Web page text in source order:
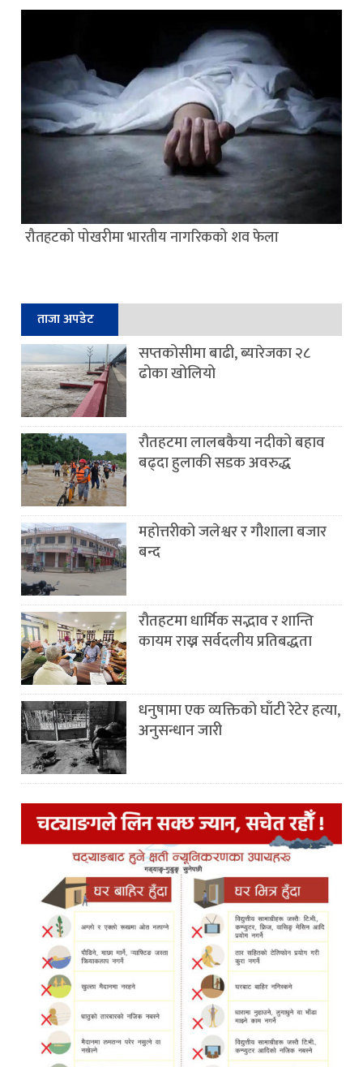
रौतहटको पोखरीमा भारतीय नागरिकको शव फेला
ताजा अपडेट
सप्तकोसीमा बाढी, ब्यारेजका २८
ढोका खोलियो
रौतहटमा लालबकैया नदीको बहाव
बढ्दा हुलाकी सडक अवरुद्ध
महोत्तरीको जलेश्वर र गौशाला बजार
बन्द
रौतहटमा धार्मिक सद्भाव र शान्ति
कायम राख्न सर्वदलीय प्रतिबद्धता
धनुषामा एक व्यक्तिको घाँटी रेटेर हत्या,
अनुसन्धान जारी